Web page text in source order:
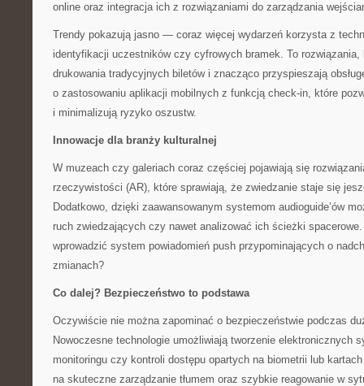
online oraz integracja ich z rozwiązaniami do zarządzania
Trendy pokazują jasno — coraz więcej wydarzeń korzysta z
identyfikacji uczestników czy cyfrowych bramek. To
drukowania tradycyjnych biletów i znacząco przyspieszają
o zastosowaniu aplikacji mobilnych z funkcją check-in, które
i minimalizują ryzyko oszustw.
Innowacje dla branży kulturalnej
W muzeach czy galeriach coraz częściej pojawiają się
rzeczywistości (AR), które sprawiają, że zwiedzanie staje się
Dodatkowo, dzięki zaawansowanym systemom audioguide’ów
ruch zwiedzających czy nawet analizować ich ścieżki
wprowadzić system powiadomień push przypominających o
zmianach?
Co dalej? Bezpieczeństwo to podstawa
Oczywiście nie można zapominać o bezpieczeństwie podczas
Nowoczesne technologie umożliwiają tworzenie elektronicznych
monitoringu czy kontroli dostępu opartych na biometrii lub
na skuteczne zarządzanie tłumem oraz szybkie reagowanie w